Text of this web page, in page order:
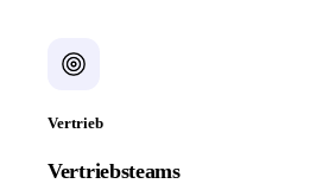
Vertrieb
Vertriebsteams